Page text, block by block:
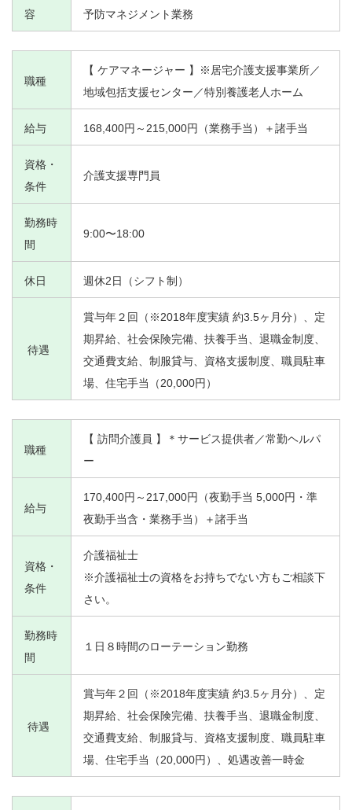
容
予防マネジメント業務
職種
【 ケアマネージャー 】※居宅介護支援事業所／
地域包括支援センター／特別養護老人ホーム
給与 168,400円～215,000円（業務手当）＋諸手当
資格・
条件
介護支援専門員
勤務時
間
9:00〜18:00
休日 週休2日（シフト制）
待遇
賞与年２回（※2018年度実績 約3.5ヶ月分）、定
期昇給、社会保険完備、扶養手当、退職金制度、
交通費支給、制服貸与、資格支援制度、職員駐車
場、住宅手当（20,000円）
職種
【 訪問介護員 】＊サービス提供者／常勤ヘルパ
ー
給与
170,400円～217,000円（夜勤手当 5,000円・準
夜勤手当含・業務手当）＋諸手当
資格・
条件
介護福祉士
※介護福祉士の資格をお持ちでない方もご相談下
さい。
勤務時
間
１日８時間のローテーション勤務
待遇
賞与年２回（※2018年度実績 約3.5ヶ月分）、定
期昇給、社会保険完備、扶養手当、退職金制度、
交通費支給、制服貸与、資格支援制度、職員駐車
場、住宅手当（20,000円）、処遇改善一時金